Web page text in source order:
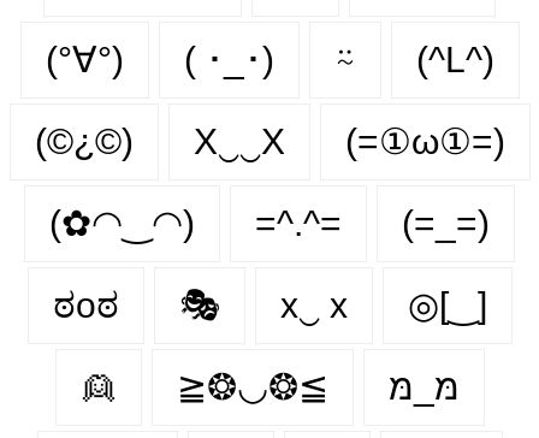
(°∀°) ( ･_･) ⍨ (^L^)
(©¿©) X‿‿X (=①ω①=)
(✿◠‿◠) =^.^= (=_=)
ಠoಠ 🎭 x‿ х ◎[‿]
👱 ≧❂◡❂≦ מּ_מּ